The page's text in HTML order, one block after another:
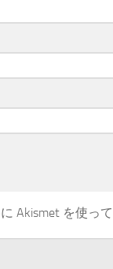
Akismet を使って